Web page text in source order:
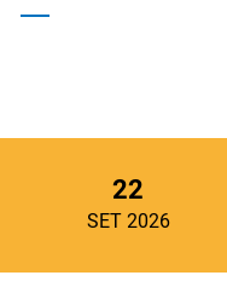
22
SET 2026